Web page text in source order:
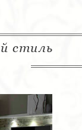
стиль